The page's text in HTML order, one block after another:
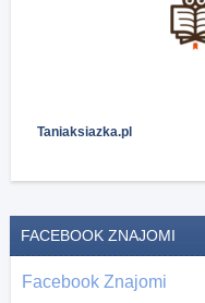
Taniaksiazka.pl
FACEBOOK ZNAJOMI
Facebook Znajomi